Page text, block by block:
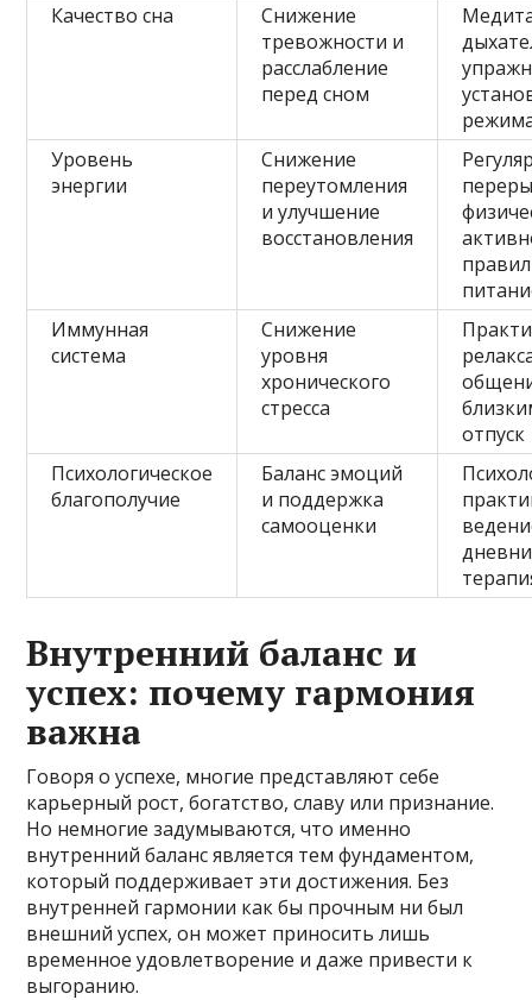
Качество сна
Снижение
тревожности и
расслабление
перед сном
Уровень
энергии
Снижение
переутомления
и улучшение
восстановления
Иммунная
система
Снижение
уровня
хронического
стресса
отпуск
Психологическое
благополучие
Баланс эмоций
и поддержка
самооценки
Внутренний баланс и
успех: почему гармония
важна
Говоря о успехе, многие представляют себе
карьерный рост, богатство, славу или признание.
Но немногие задумываются, что именно
внутренний баланс является тем фундаментом,
который поддерживает эти достижения. Без
внутренней гармонии как бы прочным ни был
внешний успех, он может приносить лишь
временное удовлетворение и даже привести к
выгоранию.